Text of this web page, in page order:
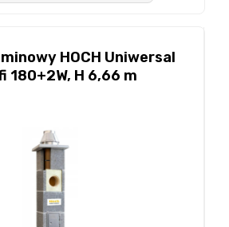
HOCH Uniwersal
180+2W, H 6,66 m